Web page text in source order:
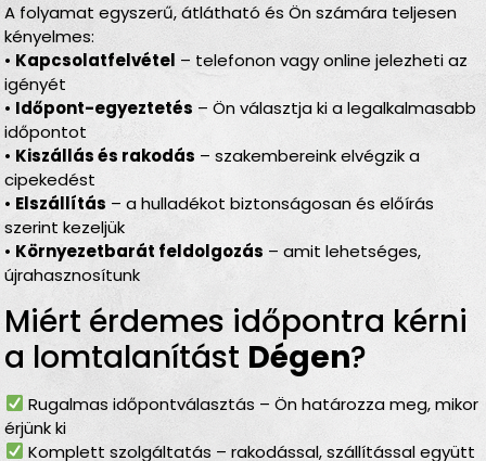
A folyamat egyszerű, átlátható és Ön számára teljesen
kényelmes:
• Kapcsolatfelvétel – telefonon vagy online jelezheti az
igényét
• Időpont-egyeztetés – Ön választja ki a legalkalmasabb
időpontot
• Kiszállás és rakodás – szakembereink elvégzik a
cipekedést
• Elszállítás – a hulladékot biztonságosan és előírás
szerint kezeljük
• Környezetbarát feldolgozás – amit lehetséges,
újrahasznosítunk
Miért érdemes időpontra kérni
a lomtalanítást Dégen?
Rugalmas időpontválasztás – Ön határozza meg, mikor
érjünk ki
Komplett szolgáltatás – rakodással, szállítással együtt